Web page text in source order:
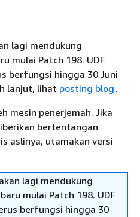
lagi mendukung
mulai Patch 198. UDF
berfungsi hingga 30 Juni
lanjut, lihat posting blog .
mesin penerjemah. Jika
bertentangan
aslinya, utamakan versi
lagi mendukung
mulai Patch 198. UDF
berfungsi hingga 30